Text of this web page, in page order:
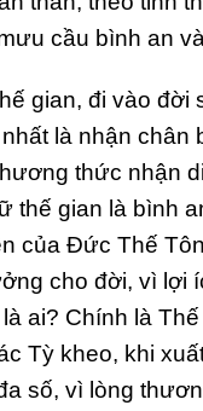
cầu bình an
gian, đi vào
là nhận
thức nhận
thế gian là bình
của Đức Thế
cho đời, vì lợi
ai? Chính là
Tỳ kheo, khi
số, vì lòng